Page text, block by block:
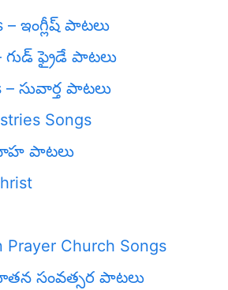
– ఇంగ్లీష్ పాటలు
గుడ్ ఫ్రైడే పాటలు
– సువార్త పాటలు
Songs
పాటలు
Prayer Church Songs
సంవత్సర పాటలు